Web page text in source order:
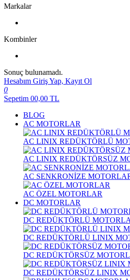
Markalar
Kombinler
Sonuç bulunamadı.
Hesabım Giriş Yap, Kayıt Ol
0
Sepetim 00,00 TL
BLOG
AC MOTORLAR
AC LINIX REDÜKTÖRLÜ
AC LINIX REDÜKTÖRSÜZ
AC SENKRONİZE
AC ÖZEL MOTORLAR
DC MOTORLAR
DC REDÜKTÖRLÜ
DC REDÜKTÖRLÜ LINIX
DC REDÜKTÖRSÜZ
DC REDÜKTÖRSÜZ LINIX